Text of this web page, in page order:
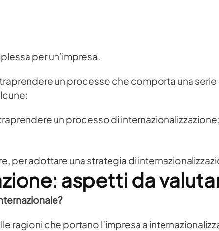
per un’impresa.
un processo che comporta una
un processo di internazionalizzazione;
per adottare una strategia di
aspetti da
ragioni che portano l’impresa a